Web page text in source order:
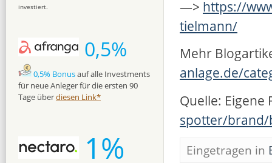
—> https://
tielmann/
Mehr
anlage.de/
Quelle: Eigene
spotter/
Eingetragen in
investiert.
0,5%
0,5% Bonusauf alle Investments
für neue Anleger für die ersten 90
Tage überdiesen Link*
1%